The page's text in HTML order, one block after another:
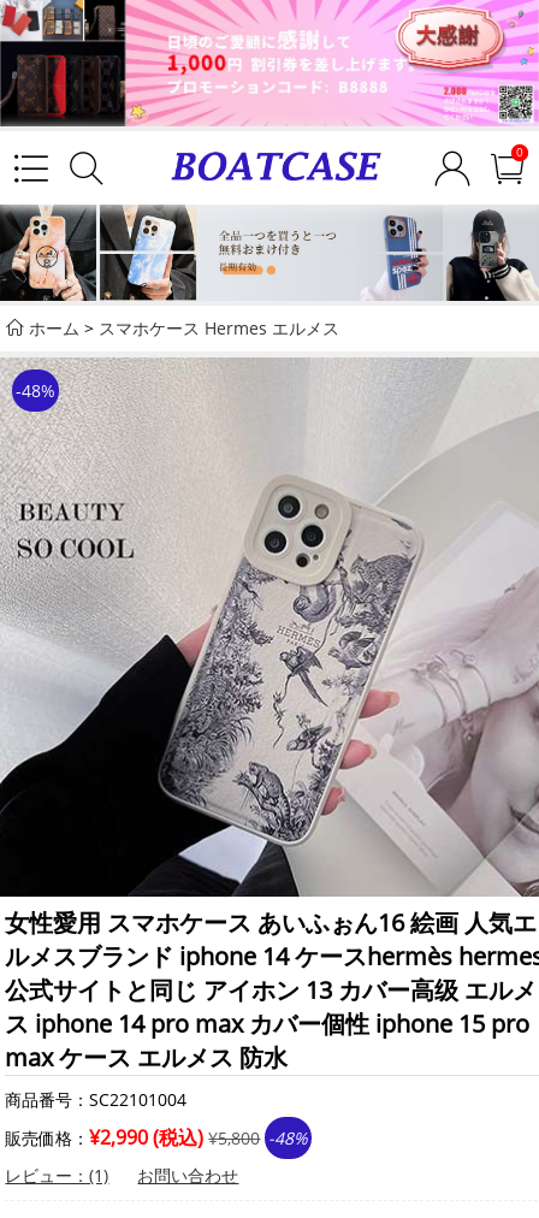
0
ホーム > スマホケース Hermes エルメス
-48%
女性愛用 スマホケース あいふぉん16 絵画 人気エ
ルメスブランド iphone 14 ケースhermès
公式サイトと同じ アイホン 13 カバー高级 エルメ
ス iphone 14 pro max カバー個性 iphone 15 pro
max ケース エルメス 防水
商品番号：SC22101004
販売価格：¥2,990 (税込) ¥5,800 -48%
レビュー：(1)
お問い合わせ